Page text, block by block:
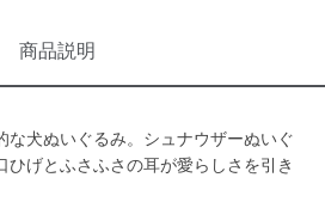
商品説明
な犬ぬいぐるみ。シュナウザーぬいぐ
ひげとふさふさの耳が愛らしさを引き